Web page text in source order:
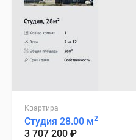
Квартира
Студия 28.00 м2
3 707 200 ₽